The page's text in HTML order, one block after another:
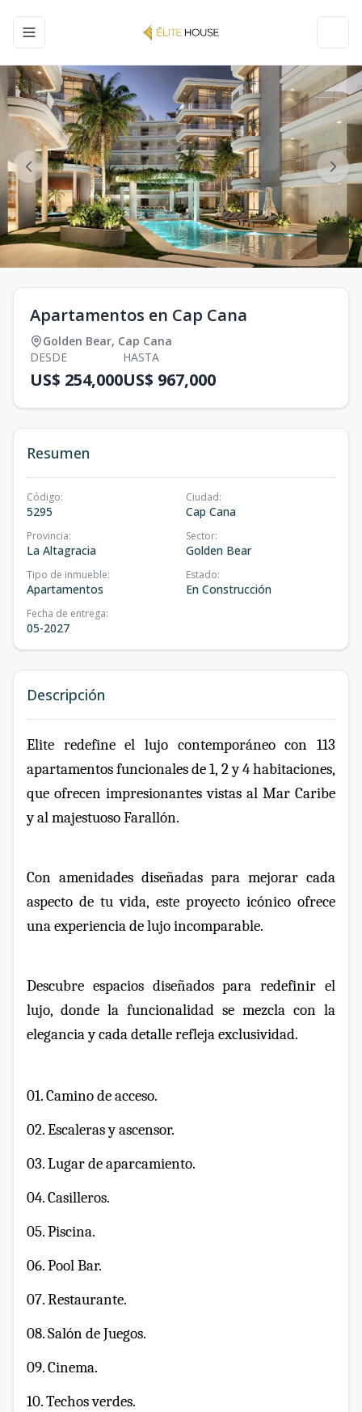
Toggle navigation menu
Apartamentos en Cap Cana
Golden Bear, Cap Cana
DESDE
US$ 254,000
HASTA
US$ 967,000
Resumen
Código:
5295
Ciudad:
Cap Cana
Provincia:
La Altagracia
Sector:
Golden Bear
Tipo de inmueble:
Apartamentos
Estado:
En Construcción
Fecha de entrega:
05-2027
Descripción
Elite redefine el lujo contemporáneo con 113
apartamentos funcionales de 1, 2 y 4 habitaciones,
que ofrecen impresionantes vistas al Mar Caribe
y al majestuoso Farallón.
Con amenidades diseñadas para mejorar cada
aspecto de tu vida, este proyecto icónico ofrece
una experiencia de lujo incomparable.
Descubre espacios diseñados para redefinir el
lujo, donde la funcionalidad se mezcla con la
elegancia y cada detalle refleja exclusividad.
01. Camino de acceso.
02. Escaleras y ascensor.
03. Lugar de aparcamiento.
04. Casilleros.
05. Piscina.
06. Pool Bar.
07. Restaurante.
08. Salón de Juegos.
09. Cinema.
10. Techos verdes.